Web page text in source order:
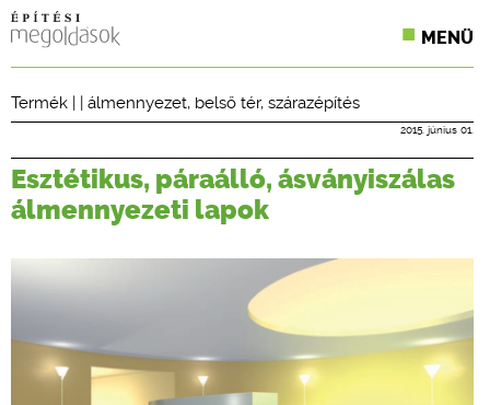
MENÜ
CPR TERMÉKKIÍRÁS
ÉPÍTÉSI JOG
ONLINE KÉPZÉSEK
TERVEZÉSI SEGÉDLETEK
Termék | | álmennyezet, belső tér, szárazépítés
2015. június 01.
Esztétikus, páraálló, ásványiszálas
álmennyezeti lapok